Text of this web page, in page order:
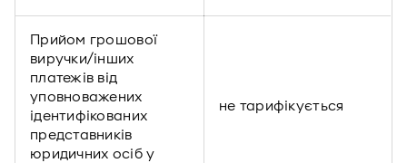
Прийом грошової
виручки/інших
платежів від
уповноважених
ідентифікованих
представників
юридичних осіб у
не тарифікується